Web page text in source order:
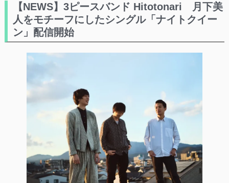
【NEWS】3ピースバンド Hitotonari 月下美
人をモチーフにしたシングル「ナイトクイー
ン」配信開始